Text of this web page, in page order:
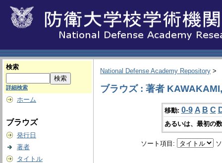
検索
詳細検索
ホーム
ブラウズ
発行日
著者
タイトル
National Defense Academy Repository >
ブラウズ : 著者
移動: 0-9 A B C
あるいは、最初の
ソート項目: